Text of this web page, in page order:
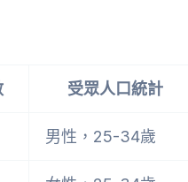
受眾人口統計
男性，25-34歲